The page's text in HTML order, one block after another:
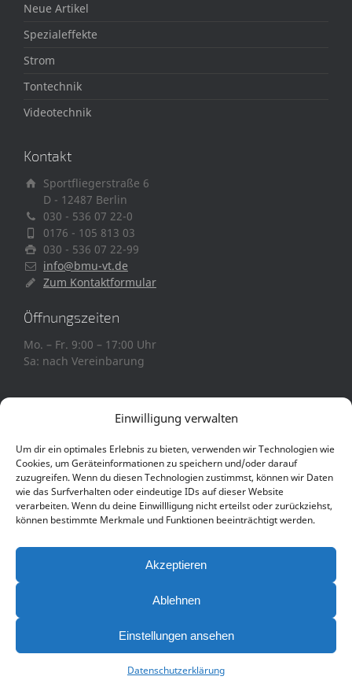
Einwilligung verwalten
Um dir ein optimales Erlebnis zu bieten, verwenden wir Technologien wie
Cookies, um Geräteinformationen zu speichern und/oder darauf
zuzugreifen. Wenn du diesen Technologien zustimmst, können wir Daten
wie das Surfverhalten oder eindeutige IDs auf dieser Website
verarbeiten. Wenn du deine Einwillligung nicht erteilst oder zurückziehst,
können bestimmte Merkmale und Funktionen beeinträchtigt werden.
Akzeptieren
Ablehnen
Einstellungen ansehen
Datenschutzerklärung
Neue Artikel
Spezialeffekte
Strom
Tontechnik
Videotechnik
Kontakt
Sportfliegerstraße 6
D - 12487 Berlin
030 - 536 07 22-0
0176 - 105 813 03
030 - 536 07 22-99
info@bmu-vt.de
Zum Kontaktformular
Öffnungszeiten
Mo. – Fr. 9:00 – 17:00 Uhr
Sa: nach Vereinbarung
Copyright © BMU Veranstaltungstechnik
Impressum AGB & Lieferanten AGB